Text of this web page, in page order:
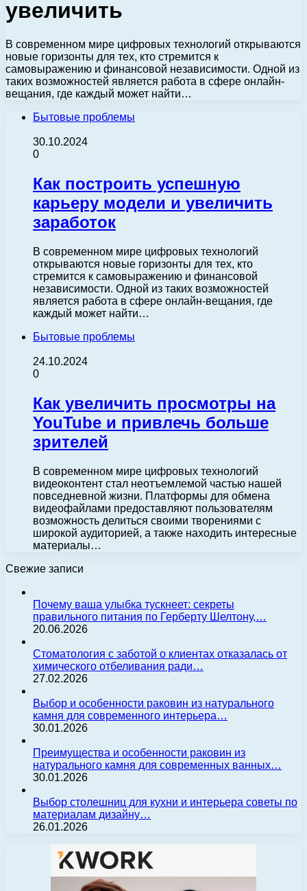
увеличить
В современном мире цифровых технологий открываются
новые горизонты для тех, кто стремится к
самовыражению и финансовой независимости. Одной из
таких возможностей является работа в сфере онлайн-
вещания, где каждый может найти…
Бытовые проблемы
30.10.2024
0
Как построить успешную
карьеру модели и увеличить
заработок
В современном мире цифровых технологий
открываются новые горизонты для тех, кто
стремится к самовыражению и финансовой
независимости. Одной из таких возможностей
является работа в сфере онлайн-вещания, где
каждый может найти…
Бытовые проблемы
24.10.2024
0
Как увеличить просмотры на
YouTube и привлечь больше
зрителей
В современном мире цифровых технологий
видеоконтент стал неотъемлемой частью нашей
повседневной жизни. Платформы для обмена
видеофайлами предоставляют пользователям
возможность делиться своими творениями с
широкой аудиторией, а также находить интересные
материалы…
Свежие записи
Почему ваша улыбка тускнеет: секреты
правильного питания по Герберту Шелтону,…
20.06.2026
Стоматология с заботой о клиентах отказалась от
химического отбеливания ради…
27.02.2026
Выбор и особенности раковин из натурального
камня для современного интерьера…
30.01.2026
Преимущества и особенности раковин из
натурального камня для современных ванных…
30.01.2026
Выбор столешниц для кухни и интерьера советы по
материалам дизайну…
26.01.2026